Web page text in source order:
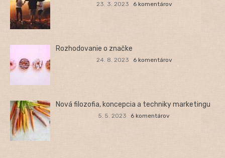
23. 3. 2023 6 komentárov
Rozhodovanie o značke
24. 8. 2023 6 komentárov
Nová filozofia, koncepcia a techniky marketingu
5. 5. 2023 6 komentárov